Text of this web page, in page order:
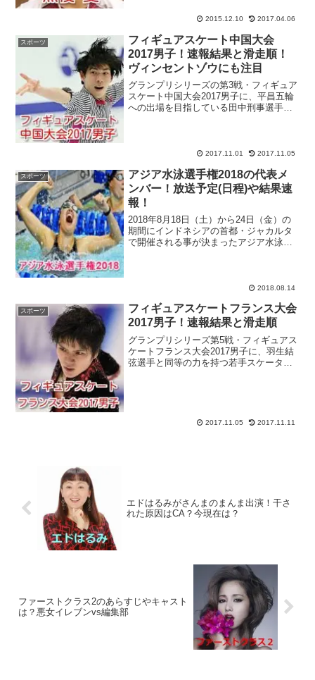
2015.12.10 2017.04.06
スポーツ
フィギュアスケート中国大会
2017男子！速報結果と滑走順！
ヴィンセントゾウにも注目
グランプリシリーズの第3戦・フィギュア
スケート中国大会2017男子に、平昌五輪
への出場を目指している田中刑事選手が
2017.11.01 2017.11.05
スポーツ
アジア水泳選手権2018の代表メ
ンバー！放送予定(日程)や結果速
報！
2018年8月18日（土）から24日（金）の
期間にインドネシアの首都・ジャカルタ
で開催される事が決まったアジア水泳選
2018.08.14
スポーツ
フィギュアスケートフランス大会
2017男子！速報結果と滑走順
グランプリシリーズ第5戦・フィギュアス
ケートフランス大会2017男子に、羽生結
弦選手と同等の力を持つ若手スケータ
2017.11.05 2017.11.11
エドはるみがさんまのまんま出演！干さ
れた原因はCA？今現在は？
ファーストクラス2のあらすじやキャスト
は？悪女イレブンvs編集部